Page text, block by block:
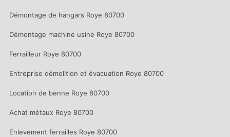
Démontage de hangars Roye 80700
Démontage machine usine Roye 80700
Ferrailleur Roye 80700
Entreprise démolition et évacuation Roye 80700
Location de benne Roye 80700
Achat métaux Roye 80700
Enlevement ferrailles Roye 80700